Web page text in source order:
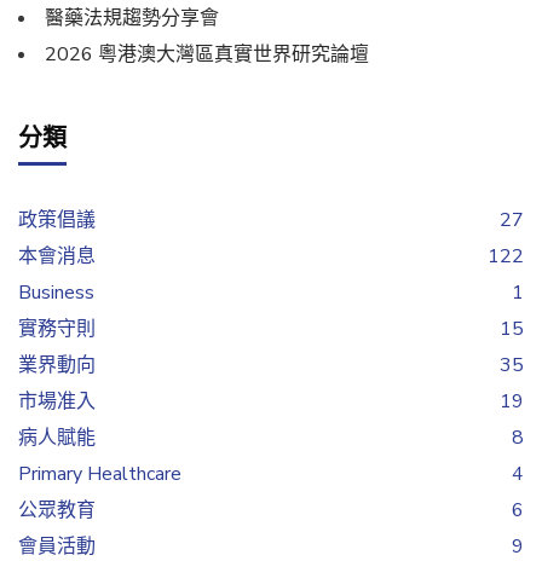
醫藥法規趨勢分享會
2026 粵港澳大灣區真實世界研究論壇
分類
政策倡議
27
本會消息
122
Business
1
實務守則
15
業界動向
35
市場准入
19
病人賦能
8
Primary Healthcare
4
公眾教育
6
會員活動
9